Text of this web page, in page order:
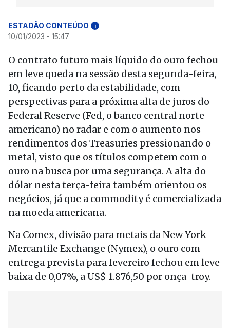
ESTADÃO CONTEÚDO i
10/01/2023 - 15:47
O contrato futuro mais líquido do ouro fechou
em leve queda na sessão desta segunda-feira,
10, ficando perto da estabilidade, com
perspectivas para a próxima alta de juros do
Federal Reserve (Fed, o banco central norte-
americano) no radar e com o aumento nos
rendimentos dos Treasuries pressionando o
metal, visto que os títulos competem com o
ouro na busca por uma segurança. A alta do
dólar nesta terça-feira também orientou os
negócios, já que a commodity é comercializada
na moeda americana.
Na Comex, divisão para metais da New York
Mercantile Exchange (Nymex), o ouro com
entrega prevista para fevereiro fechou em leve
baixa de 0,07%, a US$ 1.876,50 por onça-troy.